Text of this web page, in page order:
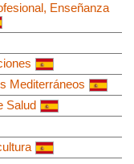
Enseñanza
Mediterráneos
Salud